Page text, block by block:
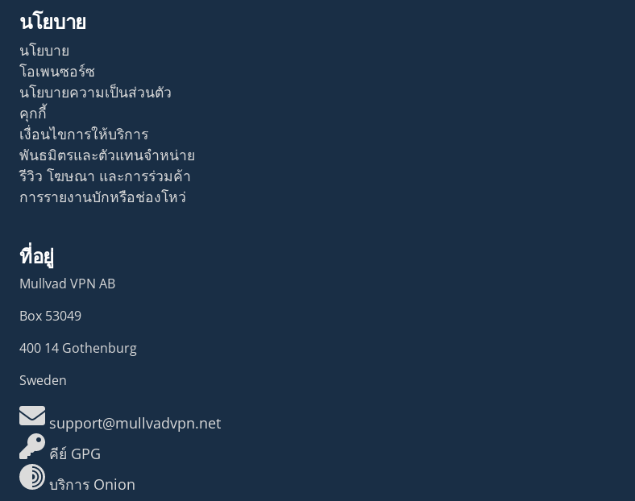
นโยบาย
นโยบาย
โอเพนซอร์ซ
นโยบายความเป็นส่วนตัว
คุกกี้
เงื่อนไขการให้บริการ
พันธมิตรและตัวแทนจำหน่าย
รีวิว โฆษณา และการร่วมค้า
การรายงานบักหรือช่องโหว่
ที่อยู่
Mullvad VPN AB
Box 53049
400 14 Gothenburg
Sweden
support@mullvadvpn.net
คีย์ GPG
บริการ Onion